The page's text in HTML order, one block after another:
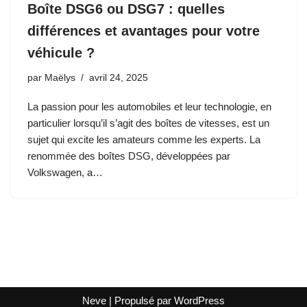
Boîte DSG6 ou DSG7 : quelles
différences et avantages pour votre
véhicule ?
par Maëlys avril 24, 2025
La passion pour les automobiles et leur technologie, en
particulier lorsqu’il s’agit des boîtes de vitesses, est un
sujet qui excite les amateurs comme les experts. La
renommée des boîtes DSG, développées par
Volkswagen, a…
Neve | Propulsé par WordPress